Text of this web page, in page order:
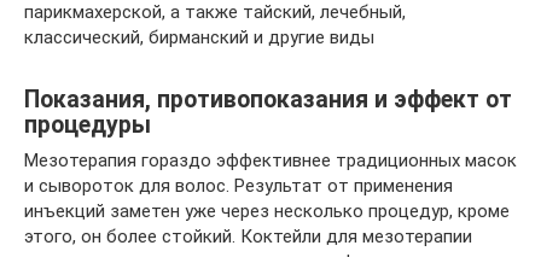
парикмахерской, а также тайский, лечебный,
классический, бирманский и другие виды
Показания, противопоказания и эффект от
процедуры
Мезотерапия гораздо эффективнее традиционных масок
и сывороток для волос. Результат от применения
инъекций заметен уже через несколько процедур, кроме
этого, он более стойкий. Коктейли для мезотерапии